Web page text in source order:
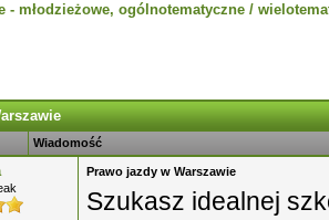
- młodzieżowe, ogólnotematyczne /
Wiadomość
Prawo jazdy w Warszawie
Szukasz idealnej